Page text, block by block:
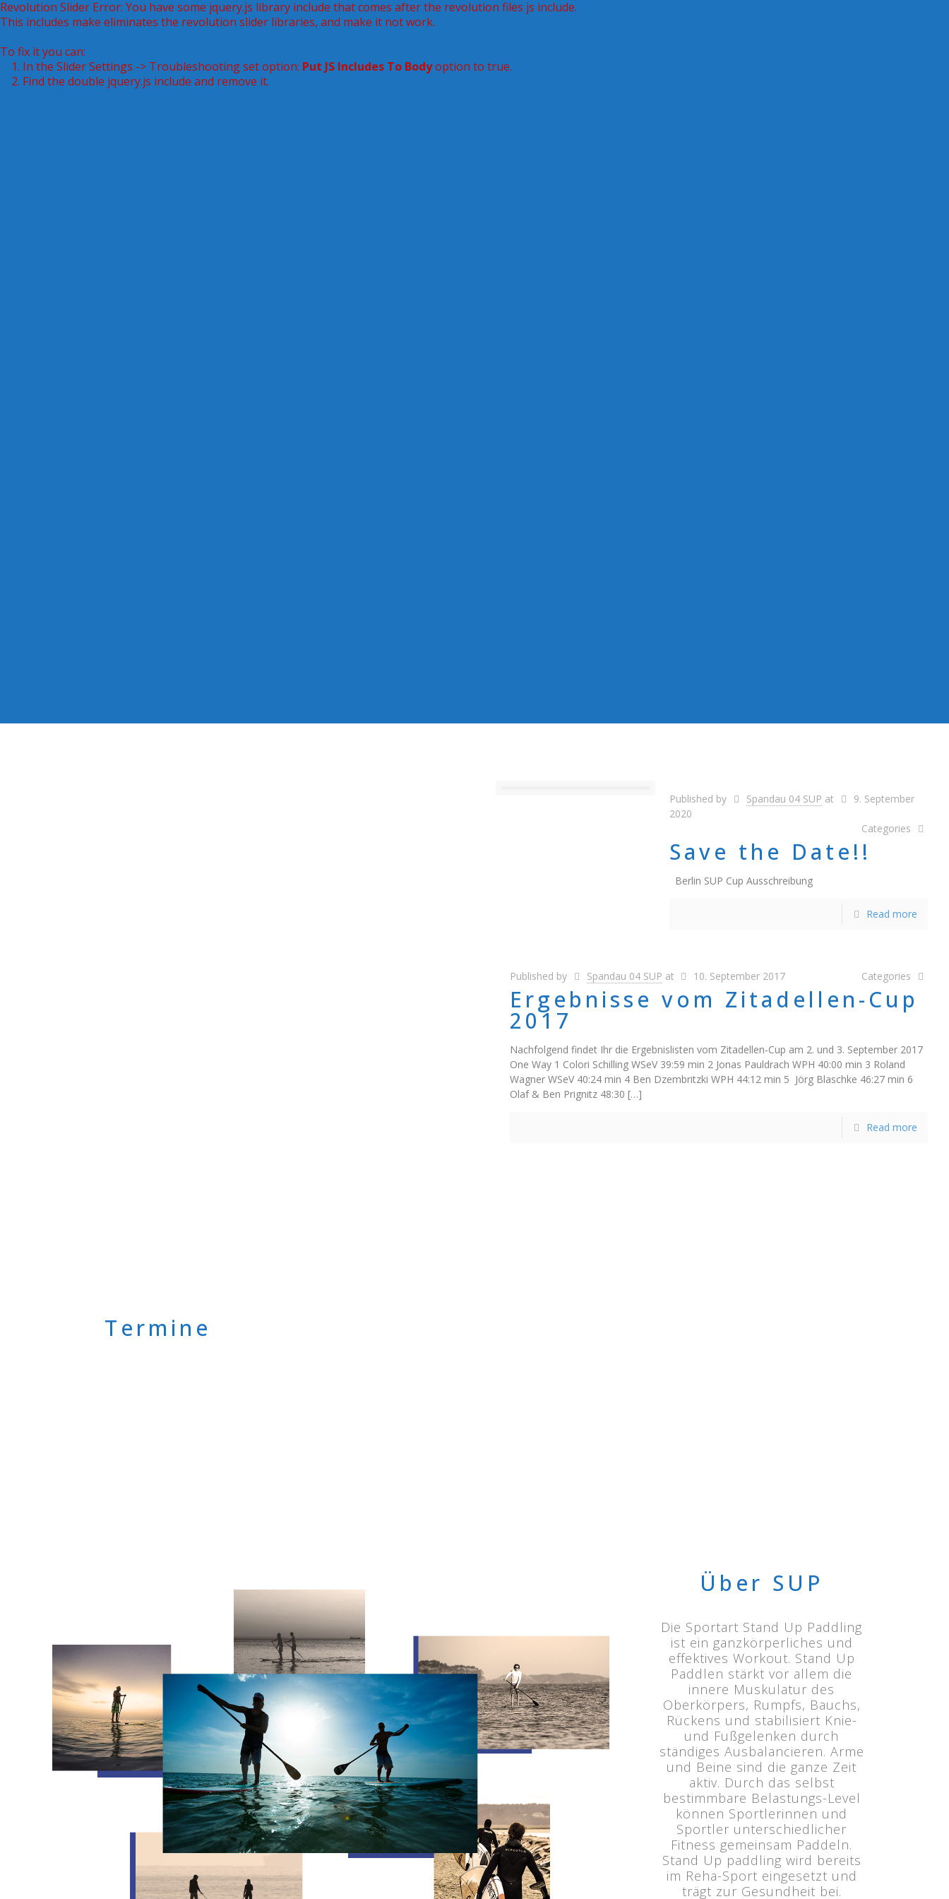
Revolution Slider Error: You have some jquery.js library include that comes after the revolution files js include.
This includes make eliminates the revolution slider libraries, and make it not work.
To fix it you can:
1. In the Slider Settings -> Troubleshooting set option: Put JS Includes To Bodyoption to true.
2. Find the double jquery.js include and remove it.
Published by Spandau 04 SUP at
9. September
2020
Categories
Save the Date!!
Berlin SUP Cup Ausschreibung
Read more
Published by Spandau 04 SUP at 10. September 2017 Categories
Ergebnisse vom Zitadellen-Cup
2017
Nachfolgend findet Ihr die Ergebnislisten vom Zitadellen-Cup am 2. und 3. September 2017
One Way 1 Colori Schilling WSeV 39:59 min 2 Jonas Pauldrach WPH 40:00 min 3 Roland
Wagner WSeV 40:24 min 4 Ben Dzembritzki WPH 44:12 min 5 Jörg Blaschke 46:27 min 6
Olaf & Ben Prignitz 48:30 […]
Read more
Termine
Über SUP
Die Sportart Stand Up Paddling
ist ein ganzkörperliches und
effektives Workout. Stand Up
Paddlen stärkt vor allem die
innere Muskulatur des
Oberkörpers, Rumpfs, Bauchs,
Rückens und stabilisiert Knie-
und Fußgelenken durch
ständiges Ausbalancieren. Arme
und Beine sind die ganze Zeit
aktiv. Durch das selbst
bestimmbare Belastungs-Level
können Sportlerinnen und
Sportler unterschiedlicher
Fitness gemeinsam Paddeln.
Stand Up paddling wird bereits
im Reha-Sport eingesetzt und
trägt zur Gesundheit bei.